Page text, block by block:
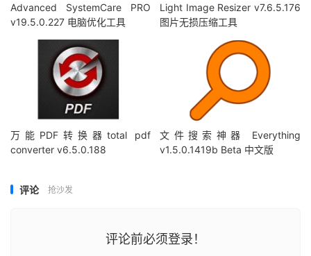
Advanced SystemCare PRO
v19.5.0.227 电脑优化工具
Light Image Resizer v7.6.5.176
图片无损压缩工具
万能PDF转换器total pdf
converter v6.5.0.188
文件搜索神器 Everything
v1.5.0.1419b Beta 中文版
评论 抢沙发
评论前必须登录！